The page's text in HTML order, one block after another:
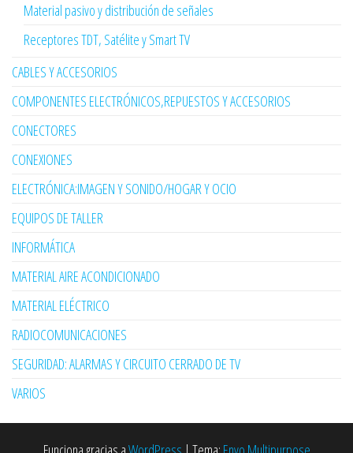
Material pasivo y distribución de señales
Receptores TDT, Satélite y Smart TV
CABLES Y ACCESORIOS
COMPONENTES ELECTRÓNICOS,REPUESTOS Y ACCESORIOS
CONECTORES
CONEXIONES
ELECTRÓNICA:IMAGEN Y SONIDO/HOGAR Y OCIO
EQUIPOS DE TALLER
INFORMÁTICA
MATERIAL AIRE ACONDICIONADO
MATERIAL ELÉCTRICO
RADIOCOMUNICACIONES
SEGURIDAD: ALARMAS Y CIRCUITO CERRADO DE TV
VARIOS